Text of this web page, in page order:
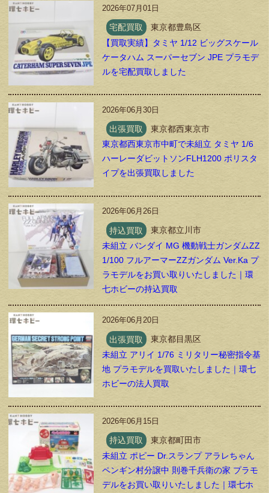
2026年07月01日
宅配買取
東京都豊島区
【買取実績】タミヤ 1/12 ビッグスケール
ケータハム スーパーセブン JPE プラモデ
ルを宅配買取しました
2026年06月30日
出張買取
東京都西東京市
東京都西東京市中町で未組立 タミヤ 1/6
ハーレーダビットソンFLH1200 ポリスタ
イプを出張買取しました
2026年06月26日
持込買取
東京都立川市
未組立 バンダイ MG 機動戦士ガンダムZZ
1/100 フルアーマーZZガンダム Ver.Ka プ
ラモデルをお買い取りいたしました｜環
七ホビーの持込買取
2026年06月20日
出張買取
東京都目黒区
未組立 アリイ 1/76 ミリタリー秘密指令基
地 プラモデルを買取いたしました｜環七
ホビーの法人買取
2026年06月15日
持込買取
東京都町田市
未組立 ポピー Dr.スランプ アラレちゃん
ペンギン村分譲中 則巻千兵衛の家 プラモ
デルをお買い取りいたしました｜環七ホ